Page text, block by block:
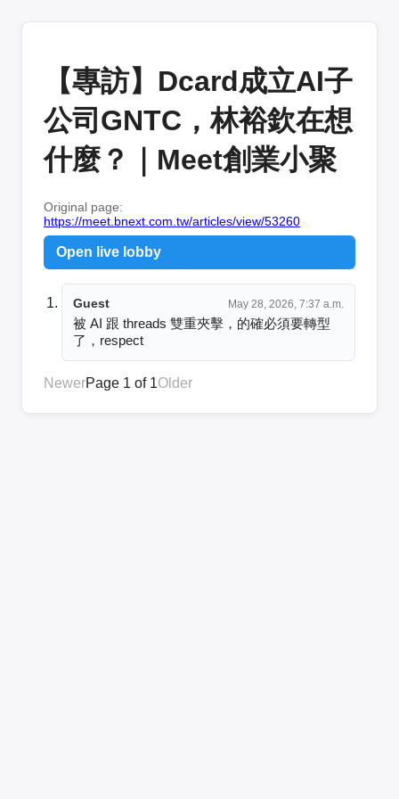
【專訪】Dcard成立AI子
公司GNTC，林裕欽在想
什麼？｜Meet創業小聚
Original page:
https://meet.bnext.com.tw/articles/view/53260
Open live lobby
Guest May 28, 2026, 7:37 a.m.
被 AI 跟 threads 雙重夾擊，的確必須要轉型
了，respect
NewerPage 1 of 1Older